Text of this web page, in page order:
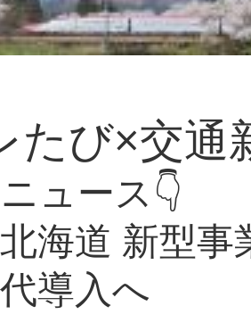
たび×交通
ュース👇
海道 新型
導入へ